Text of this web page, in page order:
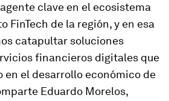
clave en el ecosistema
FinTech de la región, y en esa
catapultar soluciones
financieros digitales que
en el desarrollo económico de
Eduardo Morelos,